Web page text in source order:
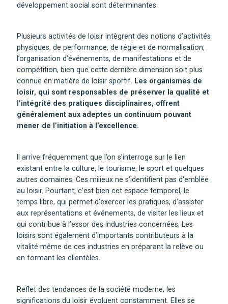
développement social sont déterminantes.
Plusieurs activités de loisir intègrent des notions d’activités
physiques, de performance, de régie et de normalisation,
l’organisation d’événements, de manifestations et de
compétition, bien que cette dernière dimension soit plus
connue en matière de loisir sportif. Les organismes de
loisir, qui sont responsables de préserver la qualité et
l’intégrité des pratiques disciplinaires, offrent
généralement aux adeptes un continuum pouvant
mener de l’initiation à l’excellence.
Il arrive fréquemment que l’on s’interroge sur le lien
existant entre la culture, le tourisme, le sport et quelques
autres domaines. Ces milieux ne s’identifient pas d'emblée
au loisir. Pourtant, c’est bien cet espace temporel, le
temps libre, qui permet d’exercer les pratiques, d’assister
aux représentations et événements, de visiter les lieux et
qui contribue à l’essor des industries concernées. Les
loisirs sont également d’importants contributeurs à la
vitalité même de ces industries en préparant la relève ou
en formant les clientèles.
Reflet des tendances de la société moderne, les
significations du loisir évoluent constamment. Elles se